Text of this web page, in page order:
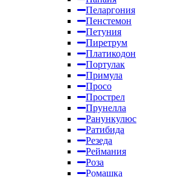
Пеларгония
Пенстемон
Петуния
Пиретрум
Платикодон
Портулак
Примула
Просо
Прострел
Прунелла
Ранункулюс
Ратибида
Резеда
Реймания
Роза
Ромашка